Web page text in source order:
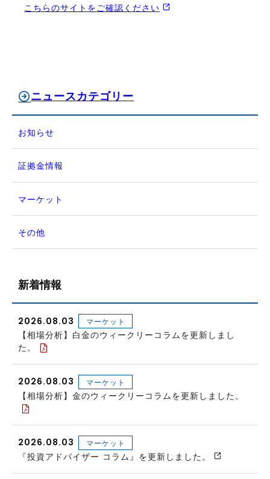
こちらのサイトをご確認ください
ニュースカテゴリー
お知らせ
証拠金情報
マーケット
その他
新着情報
2026.08.03 マーケット
【相場分析】白金のウィークリーコラムを更新しまし
た。
2026.08.03 マーケット
【相場分析】金のウィークリーコラムを更新しました。
2026.08.03 マーケット
『投資アドバイザー コラム』を更新しました。